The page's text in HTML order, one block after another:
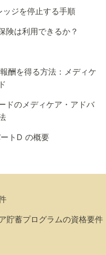
ッジを停止する手順
険は利用できるか？
酬を得る方法：メディケ
ドのメディケア・アドバ
トD の概要
貯蓄プログラムの資格要件